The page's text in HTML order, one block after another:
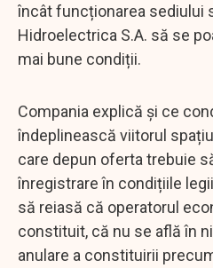
încât funcționarea sediului
Hidroelectrica S.A. să se
mai bune condiții.
Compania explică și ce
îndeplinească viitorul
care depun oferta trebuie
înregistrare în condițiile
să reiasă că operatorul
constituit, că nu se află în
anulare a constituirii